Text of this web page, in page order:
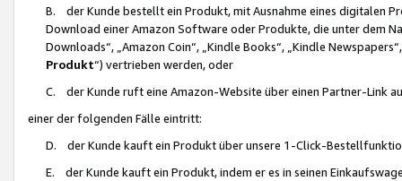
B. der Kunde bestellt ein Produkt, mit Ausnahme eines digitalen
Download einer Amazon Software oder Produkte, die unter dem
Downloads“, „Amazon Coin“, „Kindle Books“, „Kindle
Produkt“) vertrieben werden, oder
C. der Kunde ruft eine Amazon-Website über einen Partner-Link
einer der folgenden Fälle eintritt:
D. der Kunde kauft ein Produkt über unsere 1-Click-
E. der Kunde kauft ein Produkt, indem er es in seinen